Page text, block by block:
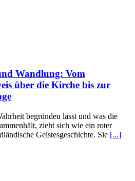
Wandlung: Vom
über die Kirche bis zur
begründen lässt und was die
zieht sich wie ein roter
Geistesgeschichte. Sie [...]